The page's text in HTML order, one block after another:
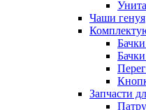
Чаши генуя
Запчасти